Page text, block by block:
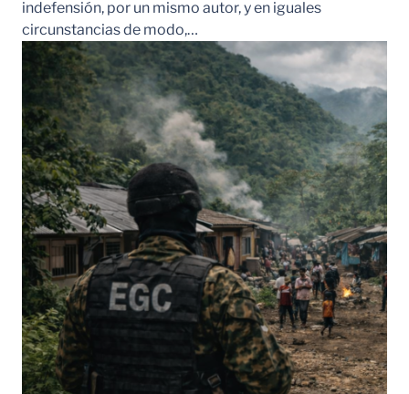
indefensión, por un mismo autor, y en iguales
circunstancias de modo,…